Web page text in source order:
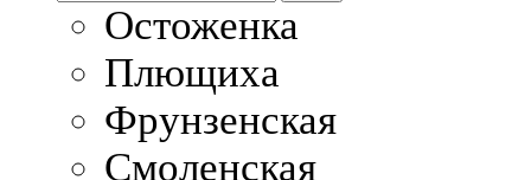
Остоженка
Плющиха
Фрунзенская
Смоленская